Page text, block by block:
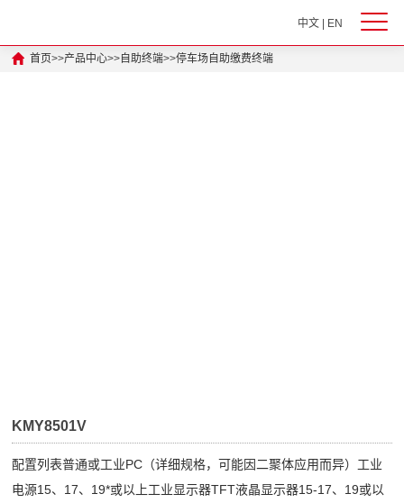
中文| EN
首页>>产品中心>>自助终端>>停车场自助缴费终端
KMY8501V
配置列表普通或工业PC（详细规格，可能因二聚体应用而异）工业
电源15、17、19*或以上工业显示器TFT液晶显示器15-17、19或以